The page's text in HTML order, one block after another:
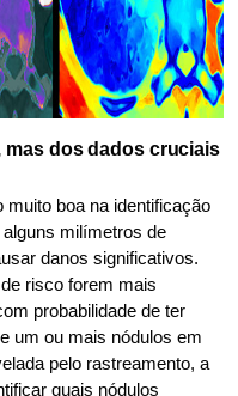
mas dos dados cruciais
muito boa na identificação
milímetros de
danos significativos.
risco forem mais
probabilidade de ter
um ou mais nódulos em
pelo rastreamento, a
quais nódulos